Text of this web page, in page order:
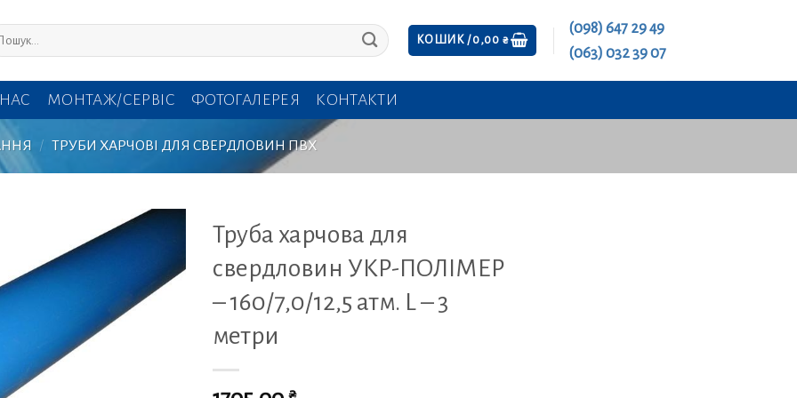
КОШИК /0,00 ₴
(098) 647 29 49
(063) 032 39 07
МОНТАЖ/СЕРВІС ФОТОГАЛЕРЕЯ КОНТАКТИ
/ ТРУБИ ХАРЧОВІ ДЛЯ СВЕРДЛОВИН ПВХ
Труба харчова для
свердловин УКР-ПОЛІМЕР
– 160/7,0/12,5 атм. L – 3
метри